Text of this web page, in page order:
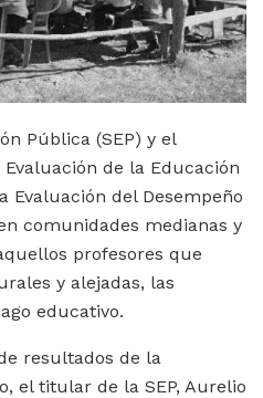
Pública (SEP) y el
de la Educación
Evaluación del Desempeño
comunidades medianas y
profesores que
y alejadas, las
educativo.
resultados de la
el titular de la SEP, Aurelio